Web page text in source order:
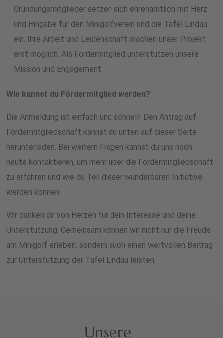
Gründungsmitglieder setzen sich ehrenamtlich mit Herz
und Hingabe für den Minigolfverein und die Tafel Lindau
ein. Ihre Arbeit und Leidenschaft machen unser Projekt
erst möglich. Als Fördermitglied unterstützen unsere
Mission und Engagement.
Wie kannst du Fördermitglied werden?
Die Anmeldung ist einfach und schnell! Den Antrag auf
Fördermitgliedschaft kannst du unten auf dieser Seite
herunterladen. Bei weitern Fragen kannst du uns noch
heute kontaktieren, um mehr über die Fördermitgliedschaft
zu erfahren und wie du Teil dieser wunderbaren Initiative
werden können.
Wir danken dir von Herzen für dein Interesse und deine
Unterstützung. Gemeinsam können wir nicht nur die Freude
am Minigolf erleben, sondern auch einen wertvollen Beitrag
zur Unterstützung der Tafel Lindau leisten.
Unsere